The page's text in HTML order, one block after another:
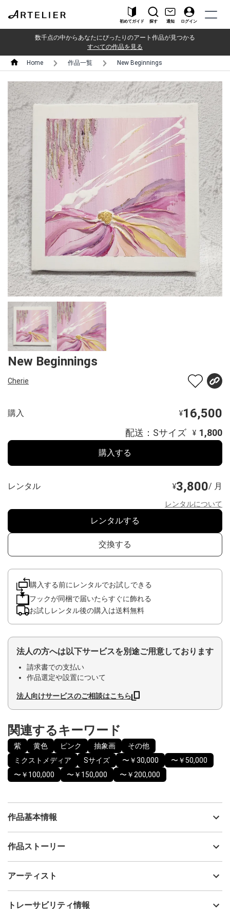
初めてガイド 探す 通知 ログイン
数千点の中からあなたにぴったりのアート作品が見つかる
すべての作品を見る
Home 作品一覧 New Beginnings
New Beginnings
Cherie
購入 ¥16,500
配送：Sサイズ ¥ 1,800
購入する
レンタル ¥3,800/ 月
レンタルについて
レンタルする
交換する
購入する前にレンタルでお試しできる
フックが同梱で届いたらすぐに飾れる
お試しレンタル後の購入は送料無料
法人の方へは以下サービスを別途ご用意しております
請求書での支払い
作品選定や設置について
法人向けサービスのご相談はこちら
関連するキーワード
紫 黄色 ピンク 抽象画
その他
ミクストメディア
Sサイズ 〜￥30,000
〜￥50,000
〜￥100,000
〜￥150,000 〜￥200,000
作品基本情報
出品者
制作年
ミクストメディア
作品ストーリー
アーティスト
Cherie
トレーサビリティ情報